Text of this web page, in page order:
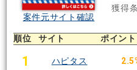
案件元サイト確認
獲得
順位 サイト ポイント
1 ハピタス